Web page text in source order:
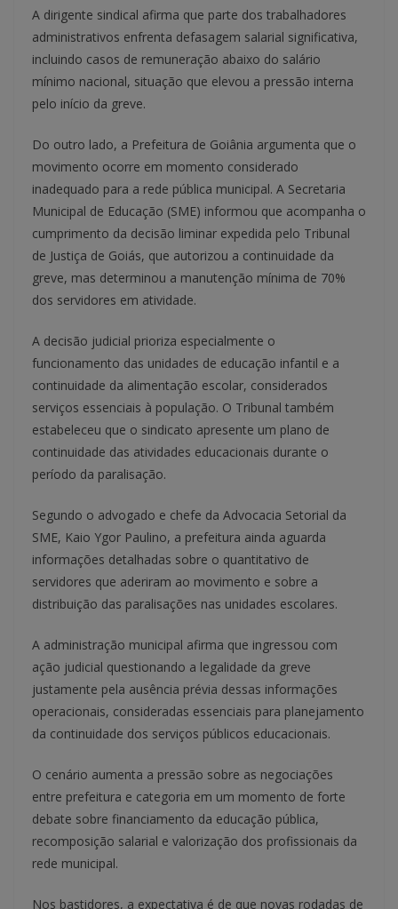
A dirigente sindical afirma que parte dos trabalhadores
administrativos enfrenta defasagem salarial significativa,
incluindo casos de remuneração abaixo do salário
mínimo nacional, situação que elevou a pressão interna
pelo início da greve.
Do outro lado, a Prefeitura de Goiânia argumenta que o
movimento ocorre em momento considerado
inadequado para a rede pública municipal. A Secretaria
Municipal de Educação (SME) informou que acompanha o
cumprimento da decisão liminar expedida pelo Tribunal
de Justiça de Goiás, que autorizou a continuidade da
greve, mas determinou a manutenção mínima de 70%
dos servidores em atividade.
A decisão judicial prioriza especialmente o
funcionamento das unidades de educação infantil e a
continuidade da alimentação escolar, considerados
serviços essenciais à população. O Tribunal também
estabeleceu que o sindicato apresente um plano de
continuidade das atividades educacionais durante o
período da paralisação.
Segundo o advogado e chefe da Advocacia Setorial da
SME, Kaio Ygor Paulino, a prefeitura ainda aguarda
informações detalhadas sobre o quantitativo de
servidores que aderiram ao movimento e sobre a
distribuição das paralisações nas unidades escolares.
A administração municipal afirma que ingressou com
ação judicial questionando a legalidade da greve
justamente pela ausência prévia dessas informações
operacionais, consideradas essenciais para planejamento
da continuidade dos serviços públicos educacionais.
O cenário aumenta a pressão sobre as negociações
entre prefeitura e categoria em um momento de forte
debate sobre financiamento da educação pública,
recomposição salarial e valorização dos profissionais da
rede municipal.
Nos bastidores, a expectativa é de que novas rodadas de